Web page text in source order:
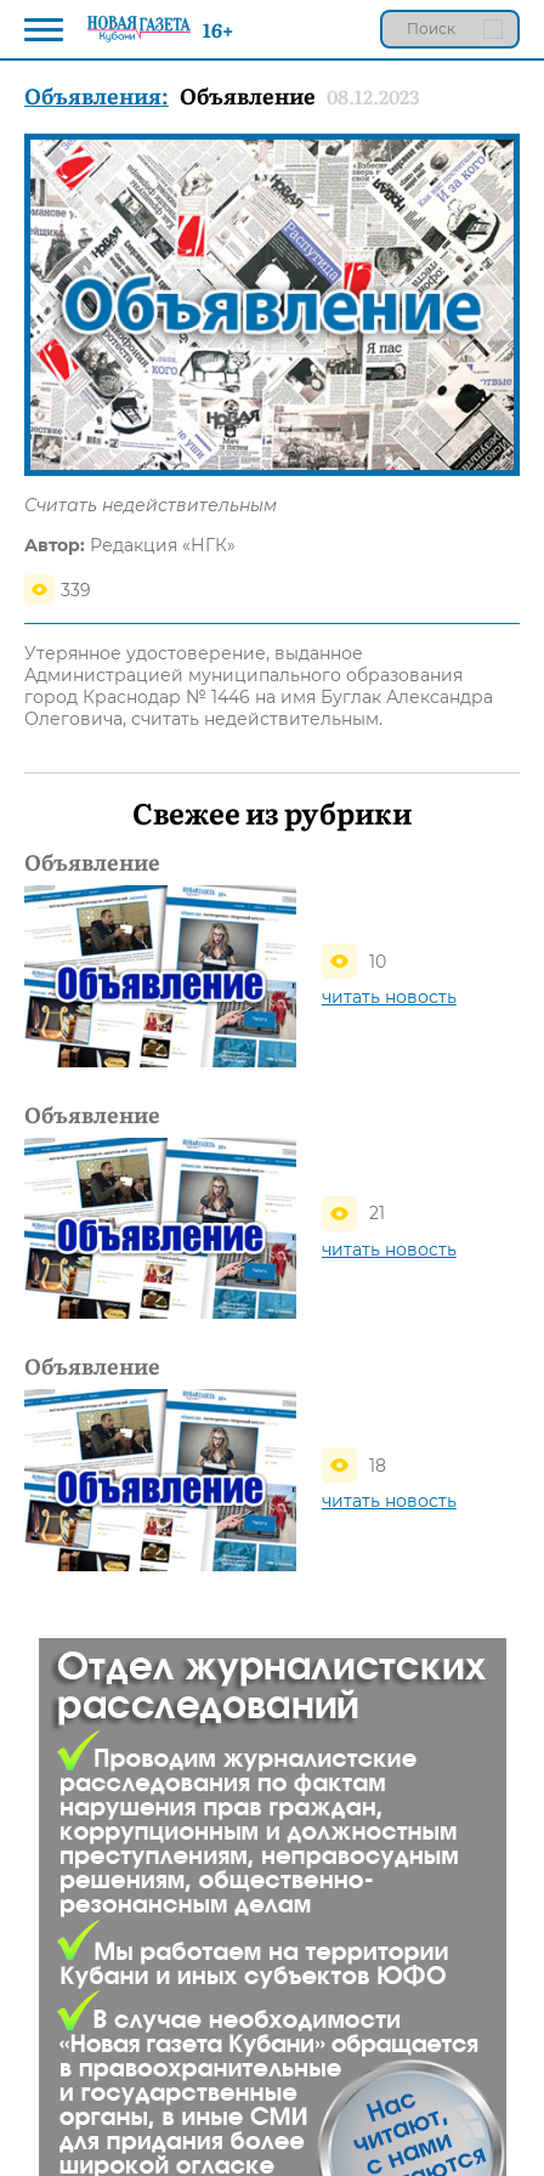
Объявления: Объявление 08.12.2023
Считать недействительным
Автор: Редакция «НГК»
339
Утерянное удостоверение, выданное
Администрацией муниципального образования
город Краснодар № 1446 на имя Буглак Александра
Олеговича, считать недействительным.
Свежее из рубрики
Объявление
10
читать новость
Объявление
21
читать новость
Объявление
18
читать новость
16+